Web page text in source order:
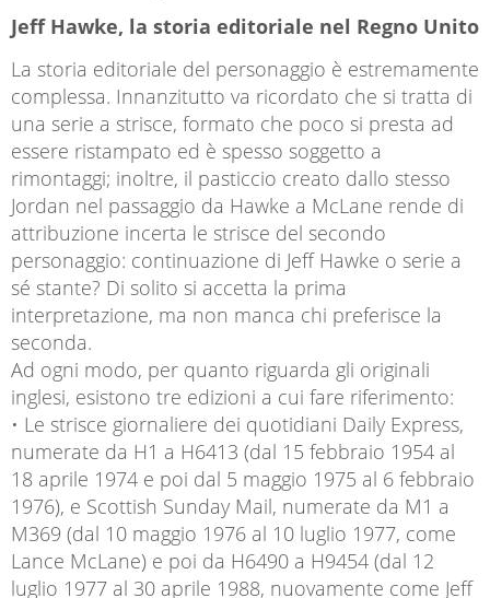
Jeff Hawke, la storia editoriale nel Regno Unito
La storia editoriale del personaggio è estremamente
complessa. Innanzitutto va ricordato che si tratta di
una serie a strisce, formato che poco si presta ad
essere ristampato ed è spesso soggetto a
rimontaggi; inoltre, il pasticcio creato dallo stesso
Jordan nel passaggio da Hawke a McLane rende di
attribuzione incerta le strisce del secondo
personaggio: continuazione di Jeff Hawke o serie a
sé stante? Di solito si accetta la prima
interpretazione, ma non manca chi preferisce la
seconda.
Ad ogni modo, per quanto riguarda gli originali
inglesi, esistono tre edizioni a cui fare riferimento:
• Le strisce giornaliere dei quotidiani Daily Express,
numerate da H1 a H6413 (dal 15 febbraio 1954 al
18 aprile 1974 e poi dal 5 maggio 1975 al 6 febbraio
1976), e Scottish Sunday Mail, numerate da M1 a
M369 (dal 10 maggio 1976 al 10 luglio 1977, come
Lance McLane) e poi da H6490 a H9454 (dal 12
luglio 1977 al 30 aprile 1988, nuovamente come Jeff